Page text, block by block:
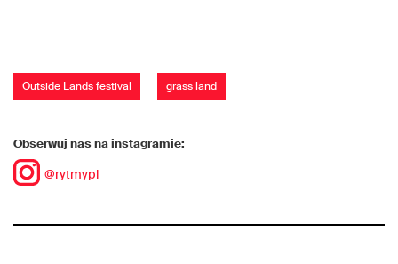
Outside Lands festival grass land
Obserwuj nas na instagramie:
@rytmypl